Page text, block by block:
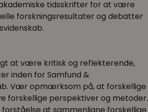
tidsskrifter for at være
forskningsresultater og debatter
at være kritisk og reflekterende,
inden for Samfund &
Vær opmærksom på, at forskellige
forskellige perspektiver og metoder.